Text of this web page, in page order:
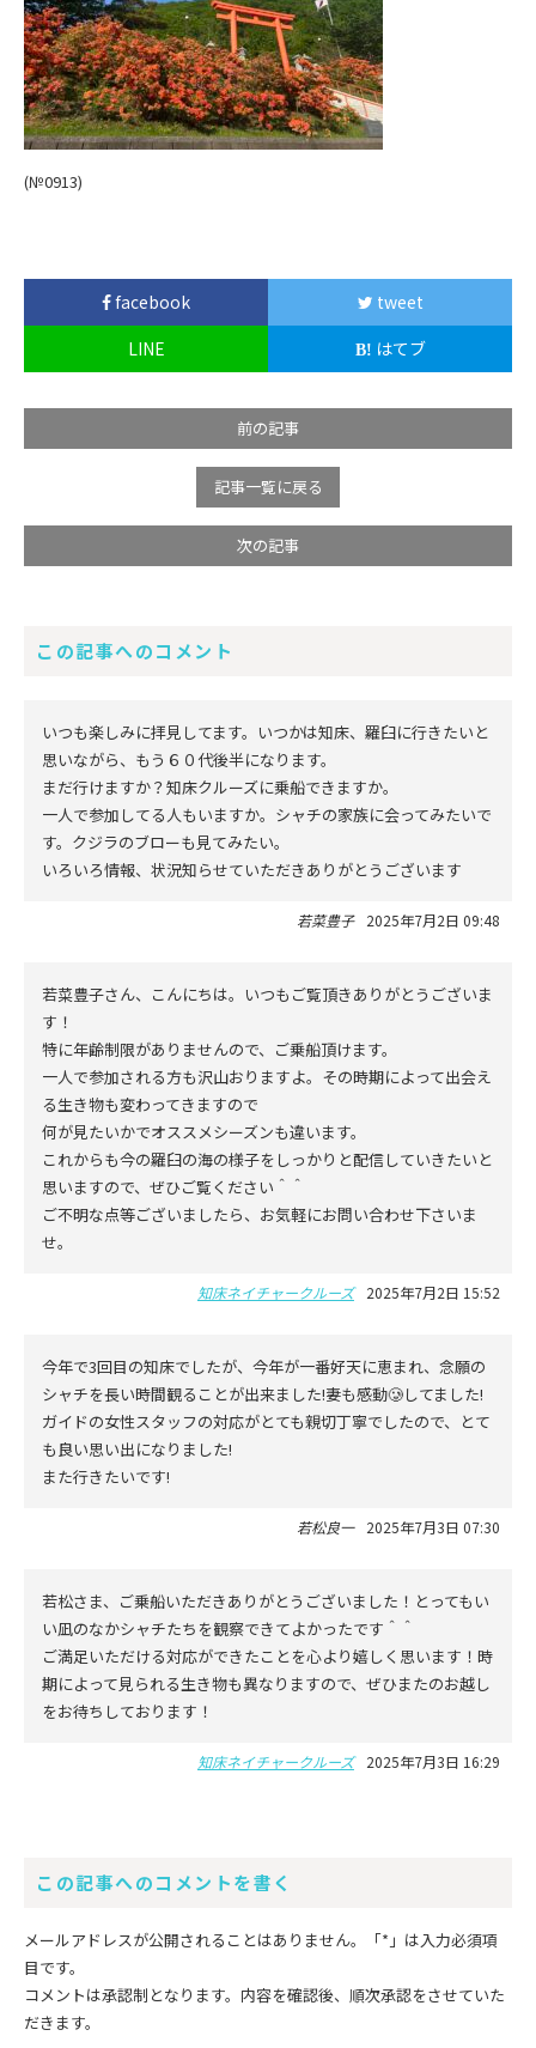
(№0913)
facebook
tweet
LINE
はてブ
前の記事
記事一覧に戻る
次の記事
この記事へのコメント
いつも楽しみに拝見してます。いつかは知床、羅臼に行きたいと
思いながら、もう６０代後半になります。
まだ行けますか？知床クルーズに乗船できますか。
一人で参加してる人もいますか。シャチの家族に会ってみたいで
す。クジラのブローも見てみたい。
いろいろ情報、状況知らせていただきありがとうございます
若菜豊子 2025年7月2日 09:48
若菜豊子さん、こんにちは。いつもご覧頂きありがとうございま
す！
特に年齢制限がありませんので、ご乗船頂けます。
一人で参加される方も沢山おりますよ。その時期によって出会え
る生き物も変わってきますので
何が見たいかでオススメシーズンも違います。
これからも今の羅臼の海の様子をしっかりと配信していきたいと
思いますので、ぜひご覧ください＾＾
ご不明な点等ございましたら、お気軽にお問い合わせ下さいま
せ。
知床ネイチャークルーズ 2025年7月2日 15:52
今年で3回目の知床でしたが、今年が一番好天に恵まれ、念願の
シャチを長い時間観ることが出来ました!妻も感動🥲してました!
ガイドの女性スタッフの対応がとても親切丁寧でしたので、とて
も良い思い出になりました!
また行きたいです!
若松良一 2025年7月3日 07:30
若松さま、ご乗船いただきありがとうございました！とってもい
い凪のなかシャチたちを観察できてよかったです＾＾
ご満足いただける対応ができたことを心より嬉しく思います！時
期によって見られる生き物も異なりますので、ぜひまたのお越し
をお待ちしております！
知床ネイチャークルーズ 2025年7月3日 16:29
この記事へのコメントを書く
メールアドレスが公開されることはありません。 「*」 は入力必須項
目です。
コメントは承認制となります。内容を確認後、順次承認をさせていた
だきます。